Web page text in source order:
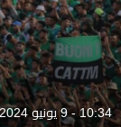
10:34 - 9 يونيو 2024